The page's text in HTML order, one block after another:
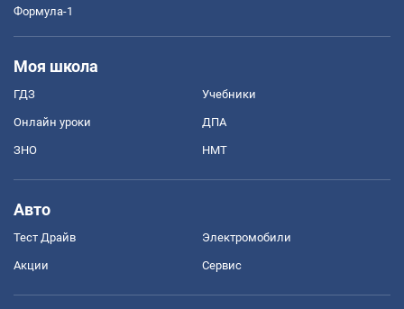
Формула-1
Моя школа
ГДЗ Учебники
Онлайн уроки ДПА
ЗНО НМТ
Авто
Тест Драйв Электромобили
Акции Сервис